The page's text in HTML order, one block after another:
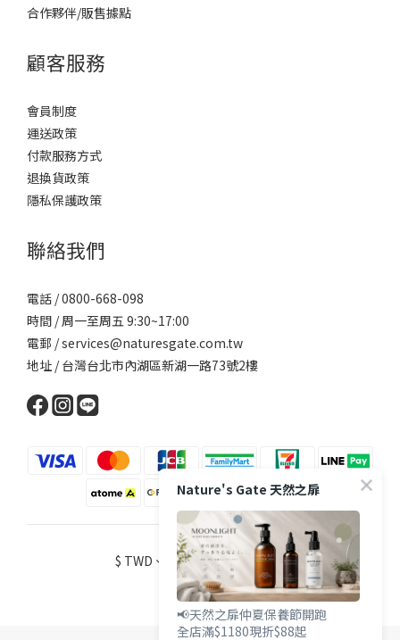
合作夥伴/販售據點
顧客服務
會員制度
運送政策
付款服務方式
退換貨政策
隱私保護政策
聯絡我們
電話 / 0800-668-098
時間 / 周一至周五 9:30~17:00
電郵 / services@naturesgate.com.tw
地址 / 台灣台北市內湖區新湖一路73號2樓
$ TWD 繁體中文
Nature's Gate 天然之扉
📢天然之扉仲夏保養節開跑
全店滿$1180現折$88起